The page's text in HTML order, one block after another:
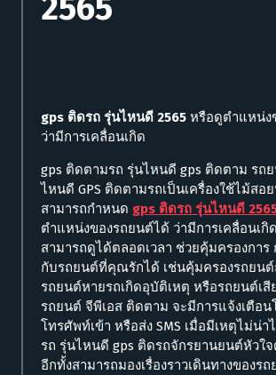
2565
gps ติดรถ รุ่นไหนดี 2565 หรือดูตำแหน่ง
ว่ามีการเคลื่อนเกิด
gps ติดตามรถ รุ่นไหนดี gps ติดตาม รถ
ไหนดี GPS ติดตามรถเป็นเครื่องใช้ไม้สอ
สามารถกำหนด gps ติดรถ รุ่นไหนดี
ตำแหน่งของรถยนต์ได้ ว่ามีการเคลื่อนเกิ
สามารถดูได้ตลอดเวลา ช่วยคุ้มครองกา
กับรถยนต์ที่คุณรักได้ เช่นคุ้มครองรถยน
รถยนต์หายรถเกิดอุบัติเหตุ หรือรถยนต์เสี
รถยนต์ จีพีเอส ติดตาม จะมีการแจ้งเตือน
โทรศัพท์เข้า หรือส่ง SMS เมื่อมีเหตุไม่น่า
รถ รุ่นไหนดี gps ติดรถจักรยานยนต์หัวใจ
อีกทั้งสามารถมองเรื่องราวเดินทางของร